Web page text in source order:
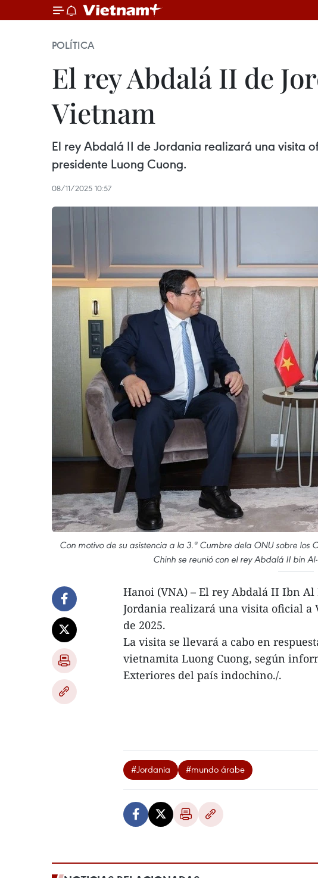
POLÍTICA
El rey Abdalá II de
Vietnam
El rey Abdalá II de Jordania realizará una visita
presidente Luong Cuong.
08/11/2025 10:57
Con motivo de su asistencia a la 3.ª Cumbre dela ONU sobre los
Chinh se reunió con el rey Abdalá II bin
Hanoi (VNA) – El rey Abdalá II Ibn
Jordania realizará una visita oficial a
de 2025.
La visita se llevará a cabo en
vietnamita Luong Cuong, según
Exteriores del país indochino./.
#Jordania #mundo árabe